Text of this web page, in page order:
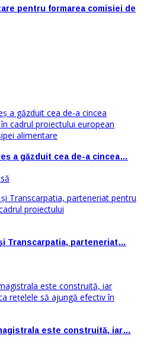
pentru formarea comisiei de
a găzduit cea de-a cincea…
Transcarpatia, parteneriat…
este construită, iar…